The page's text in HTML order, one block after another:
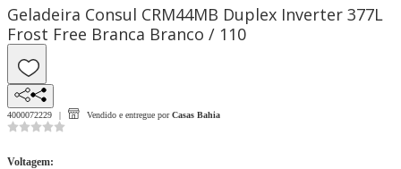
Geladeira Consul CRM44MB Duplex Inverter 377L
Frost Free Branca Branco / 110
4000072229 Vendido e entregue por Casas Bahia
Voltagem: